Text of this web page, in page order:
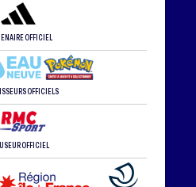
OFFICIEL
OFFICIELS
OFFICIEL